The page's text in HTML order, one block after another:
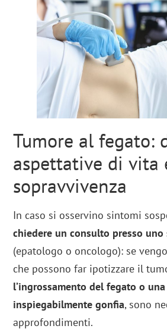
Tumore al fegato:
aspettative di vita
sopravvivenza
In caso si osservino sintomi
chiedere un consulto presso uno
(epatologo o oncologo): se
che possono far ipotizzare il
l’ingrossamento del fegato o
inspiegabilmente gonfia, sono
approfondimenti.